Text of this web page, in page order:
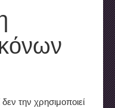
την χρησιμοποιεί